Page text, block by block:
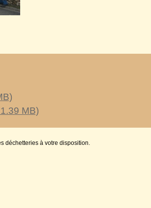
MB)
déchetteries à votre disposition.